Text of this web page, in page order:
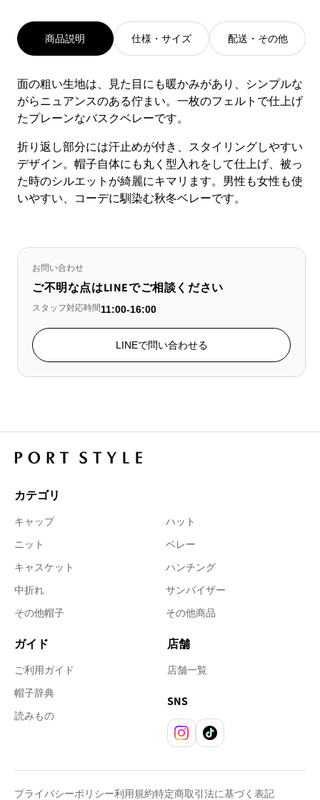
商品説明 仕様・サイズ 配送・その他
面の粗い生地は、見た目にも暖かみがあり、シンプルな
がらニュアンスのある佇まい。一枚のフェルトで仕上げ
たプレーンなバスクベレーです。
折り返し部分には汗止めが付き、スタイリングしやすい
デザイン。帽子自体にも丸く型入れをして仕上げ、被っ
た時のシルエットが綺麗にキマリます。男性も女性も使
いやすい、コーデに馴染む秋冬ベレーです。
お問い合わせ
ご不明な点はLINEでご相談ください
スタッフ対応時間11:00-16:00
LINEで問い合わせる
カテゴリ
キャップ
ハット
ニット
ベレー
キャスケット
ハンチング
中折れ
サンバイザー
その他帽子
その他商品
ガイド
ご利用ガイド
帽子辞典
読みもの
店舗
店舗一覧
SNS
Instagram
TikTok
プライバシーポリシー利用規約特定商取引法に基づく表記